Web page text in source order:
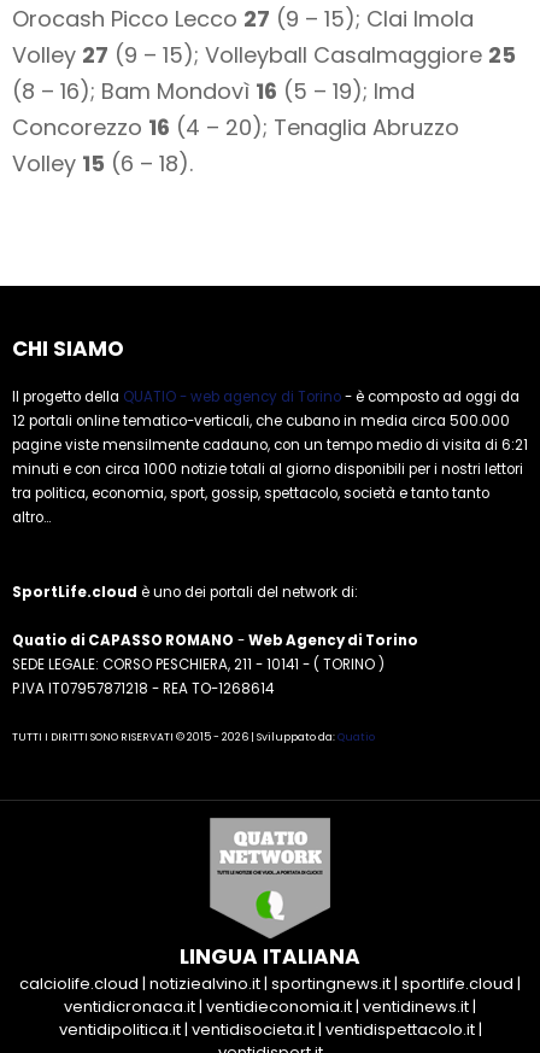
Orocash Picco Lecco 27 (9 – 15); Clai Imola
Volley 27 (9 – 15); Volleyball Casalmaggiore 25
(8 – 16); Bam Mondovì 16 (5 – 19); Imd
Concorezzo 16 (4 – 20); Tenaglia Abruzzo
Volley 15 (6 – 18).
CHI SIAMO
Il progetto della QUATIO - web agency di Torino- è composto ad oggi da
12 portali online tematico-verticali, che cubano in media circa 500.000
pagine viste mensilmente cadauno, con un tempo medio di visita di 6:21
minuti e con circa 1000 notizie totali al giorno disponibili per i nostri lettori
tra politica, economia, sport, gossip, spettacolo, società e tanto tanto
altro...
SportLife.cloud è uno dei portali del network di:
Quatio di CAPASSO ROMANO -Web Agency di Torino
SEDE LEGALE: CORSO PESCHIERA, 211 - 10141 - ( TORINO )
P.IVA IT07957871218 - REA TO-1268614
TUTTI I DIRITTI SONO RISERVATI © 2015 - 2026 | Sviluppato da:Quatio
LINGUA ITALIANA
calciolife.cloud | notiziealvino.it| sportingnews.it| sportlife.cloud |
ventidicronaca.it| ventidieconomia.it| ventidinews.it|
ventidipolitica.it| ventidisocieta.it| ventidispettacolo.it|